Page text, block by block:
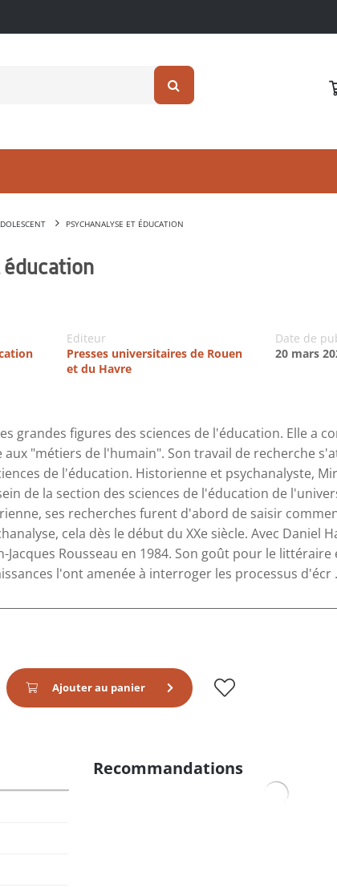
PSYCHANALYSE ET ÉDUCATION
éducation
Editeur
Presses universitaires de Rouen
et du Havre
Date de
20 mars
grandes figures des sciences de l'éducation. Elle a
"métiers de l'humain". Son travail de recherche
de l'éducation. Historienne et psychanalyste,
de la section des sciences de l'éducation de
ses recherches furent d'abord de saisir
cela dès le début du XXe siècle. Avec Daniel
Jacques Rousseau en 1984. Son goût pour le littéraire
l'ont amenée à interroger les processus d'écr
Ajouter au panier
Recommandations